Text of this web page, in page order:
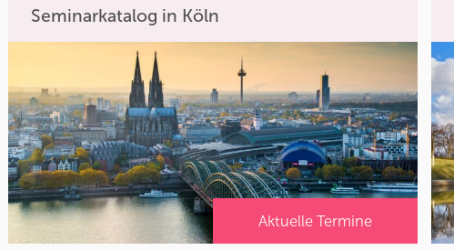
Seminarkatalog in Köln
Aktuelle Termine